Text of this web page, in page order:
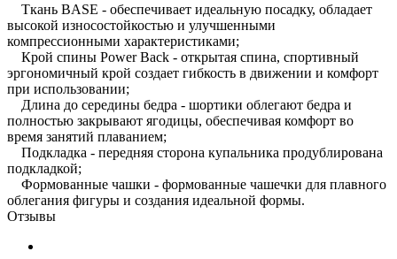
Ткань BASE - обеспечивает идеальную посадку, обладает
высокой износостойкостью и улучшенными
компрессионными характеристиками;
Крой спины Power Back - открытая спина, спортивный
эргономичный крой создает гибкость в движении и комфорт
при использовании;
Длина до середины бедра - шортики облегают бедра и
полностью закрывают ягодицы, обеспечивая комфорт во
время занятий плаванием;
Подкладка - передняя сторона купальника продублирована
подкладкой;
Формованные чашки - формованные чашечки для плавного
облегания фигуры и создания идеальной формы.
Отзывы